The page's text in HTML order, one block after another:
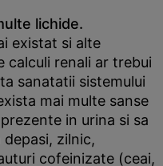
lichide.
existat si alte
calculi renali ar trebui
sanatatii sistemului
mai multe sanse
in urina si sa
zilnic,
cofeinizate (ceai,